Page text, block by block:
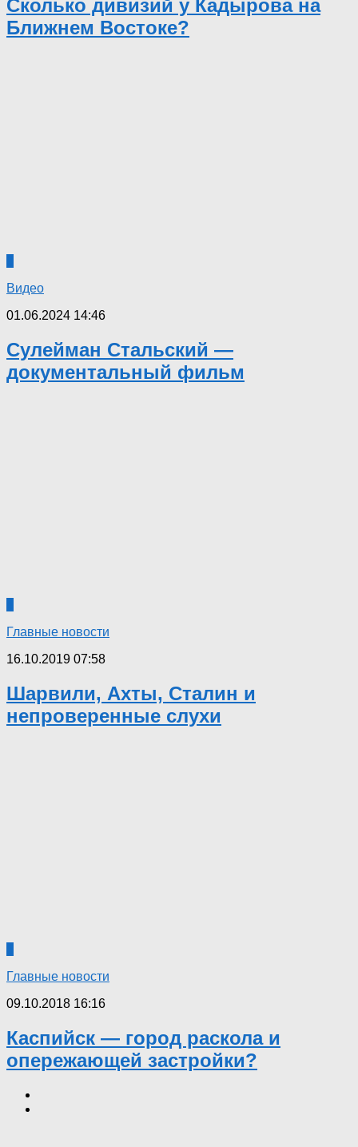
Сколько дивизий у Кадырова на
Ближнем Востоке?
Видео
01.06.2024 14:46
Сулейман Стальский —
документальный фильм
Главные новости
16.10.2019 07:58
Шарвили, Ахты, Сталин и
непроверенные слухи
Главные новости
09.10.2018 16:16
Каспийск — город раскола и
опережающей застройки?